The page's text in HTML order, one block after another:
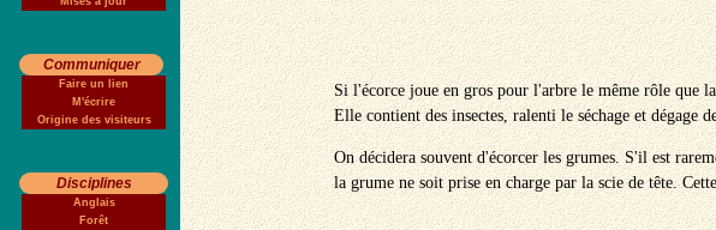
Communiquer
Faire un lien
M'écrire
Origine des visiteurs
Disciplines
Anglais
Forêt
Si l'écorce joue en gros pour l'arbre le même rôle que
Elle contient des insectes, ralenti le séchage et dégage
On décidera souvent d'écorcer les grumes. S'il est
la grume ne soit prise en charge par la scie de tête.